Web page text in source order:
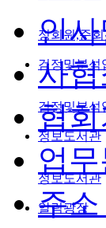
정회원,준
검정및분석
검정및분석
정보도서관
정보도서관
알림광장
인
사협
협회
업
주